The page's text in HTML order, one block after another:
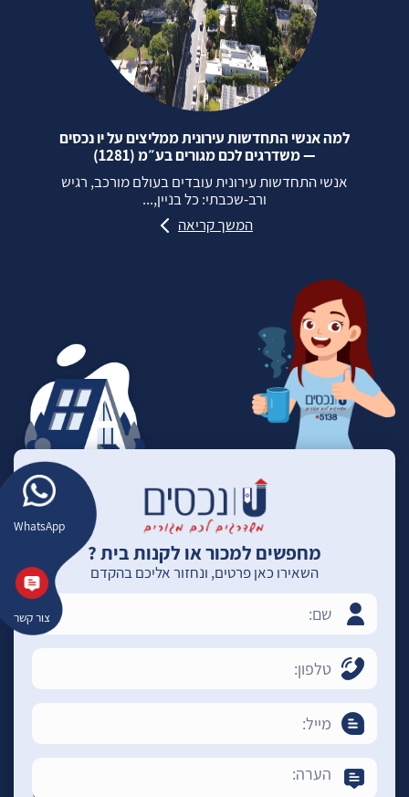
WhatsApp
צור קשר
למה אנשי התחדשות עירונית ממליצים על יו נכסים
— משדרגים לכם מגורים בע״מ (1281)
אנשי התחדשות עירונית עובדים בעולם מורכב, רגיש
ורב‑שכבתי: כל בניין,...
המשך קריאה
מחפשים למכור או לקנות בית ?
השאירו כאן פרטים, ונחזור אליכם בהקדם